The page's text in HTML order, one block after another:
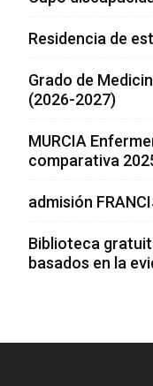
Residencia de
Grado de
(2026-2027)
MURCIA
comparativa
admisión
Biblioteca
basados en la